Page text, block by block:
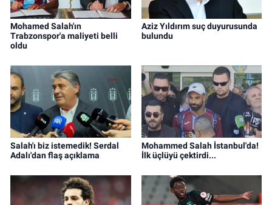
Mohamed Salah'ın
Trabzonspor'a maliyeti belli
oldu
Aziz Yıldırım suç duyurusunda
bulundu
Salah'ı biz istemedik! Serdal
Adalı'dan flaş açıklama
Mohammed Salah İstanbul'da!
İlk üçlüyü çektirdi...